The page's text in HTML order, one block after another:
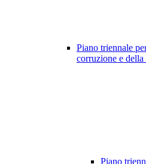
Piano triennale
corruzione e della
Piano